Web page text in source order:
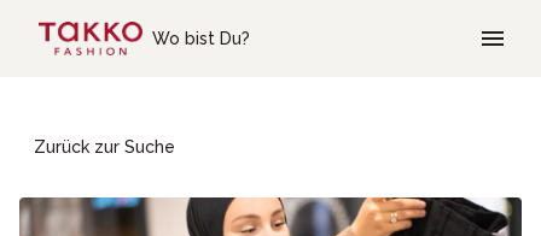
Wo bist Du?
Zurück zur Suche